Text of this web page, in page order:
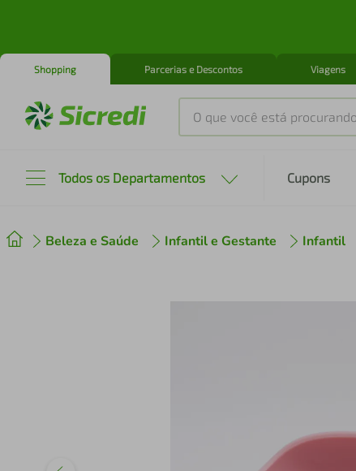
Shopping Parcerias e Descontos Viagens
O que você está procurando?
Todos os Departamentos Cupons
Beleza e Saúde Infantil e Gestante Infantil
2º cafeteira